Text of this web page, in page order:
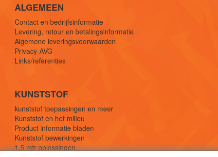
ALGEMEEN
Contact en bedrijfsinformatie
Levering, retour en betalingsinformatie
Algemene leveringsvoorwaarden
Privacy-AVG
Links/referenties
KUNSTSTOF
kunststof toepassingen en meer
Kunststof en het milieu
Product informatie bladen
Kunststof bewerkingen
1,5 mtr oplossingen